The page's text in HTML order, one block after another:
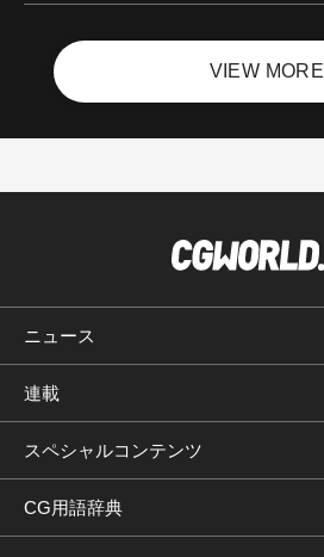
VIEW MORE
ニュース
連載
スペシャルコンテンツ
CG用語辞典